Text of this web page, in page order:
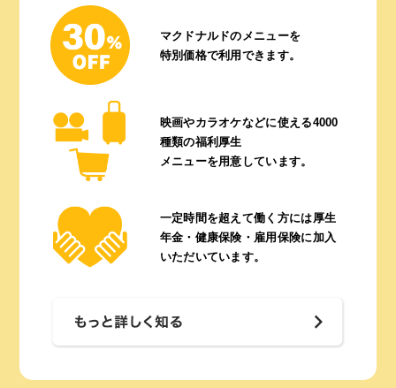
マクドナルドのメニューを
特別価格で利用できます。
映画やカラオケなどに使える4000
種類の福利厚生
メニューを用意しています。
一定時間を超えて働く方には厚生
年金・健康保険・雇用保険に加入
いただいています。